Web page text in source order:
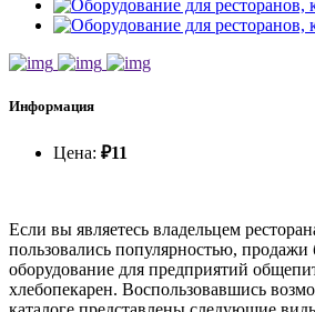
Информация
Цена: ₽11
Если вы являетесь владельцем
пользовались популярностью,
оборудование для предприятий
хлебопекарен. Воспользовавшись